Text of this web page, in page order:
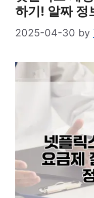
하기! 알짜 정
2025-04-30 by